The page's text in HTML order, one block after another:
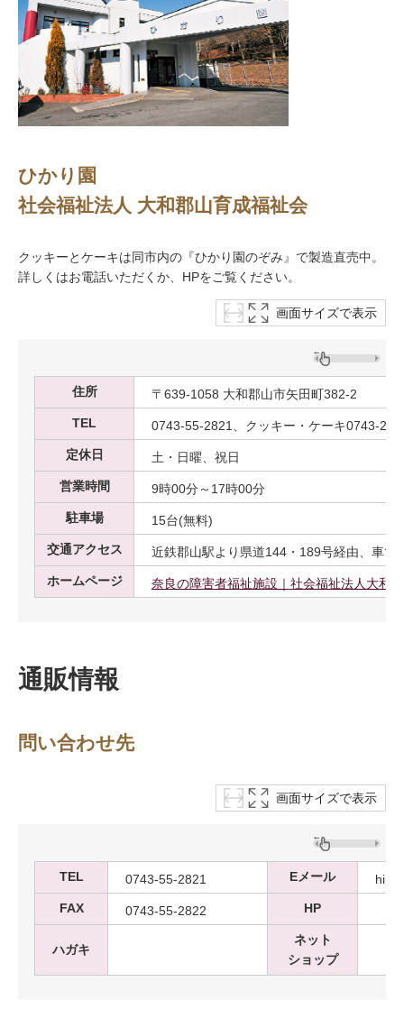
ひかり園
社会福祉法人 大和郡山育成福祉会
クッキーとケーキは同市内の『ひかり園のぞみ』で製造直売中。
詳しくはお電話いただくか、HPをご覧ください。
画面サイズで表示
住所
〒639-1058 大和郡山市矢田町382-2
TEL
0743-55-2821、クッキー・ケーキ0743-23-
定休日
土・日曜、祝日
営業時間
9時00分～17時00分
駐車場
15台(無料)
交通アクセス
近鉄郡山駅より県道144・189号経由、車で
ホームページ
奈良の障害者福祉施設｜社会福祉法人大和
通販情報
問い合わせ先
画面サイズで表示
TEL 0743-55-2821 Eメール
FAX
0743-55-2822 HP
ハガキ
ネット
ショップ